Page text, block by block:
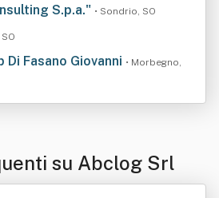
S.p.a." • Sondrio, SO
Fasano Giovanni • Morbegno,
su Abclog Srl